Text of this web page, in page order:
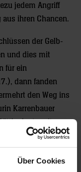
Über Cookies
jedem Angriff
ihren Chancen.
der Gelb-
und dies mit
für ein
dann fanden
den Weg ins
Karrenbauer
legte mit
(5:5/ 20.). In den
markierte Theo
zwei weitere Tore